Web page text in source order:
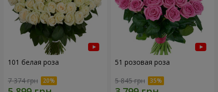
101 белая роза
7 374 грн
51 розовая роза
5 845 грн